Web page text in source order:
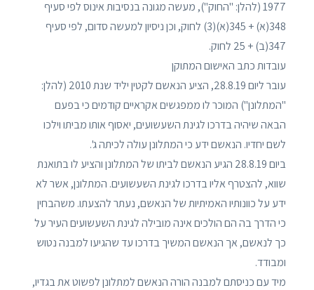
1977 (להלן: "החוק"), מעשה מגונה בנסיבות אינוס לפי סעיף
348(א) + 345(א)(3) לחוק, וכן ניסיון למעשה סדום, לפי סעיף
347(ב) + 25 לחוק.
עובדות כתב האישום המתוקן
עובר ליום 28.8.19, הציע הנאשם לקטין יליד שנת 2010 (להלן:
"המתלונן") המוכר לו ממפגשים אקראיים קודמים כי בפעם
הבאה שיהיה בדרכו לגינת השעשועים, יאסוף אותו מביתו וילכו
לשם יחדיו. הנאשם ידע כי המתלונן עולה לכיתה ג'.
ביום 28.8.19 הגיע הנאשם לביתו של המתלונן והציע לו בתואנת
שווא, להצטרף אליו בדרכו לגינת השעשועים. המתלונן, אשר לא
ידע על כוונותיו האמיתיות של הנאשם, נעתר להצעתו. משהבחין
כי הדרך בה הם הולכים אינה מובילה לגינת השעשועים העיר על
כך לנאשם, אך הנאשם המשיך בדרכו עד שהגיעו למבנה נטוש
ומבודד.
מיד עם כניסתם למבנה הורה הנאשם למתלונן לפשוט את בגדיו,